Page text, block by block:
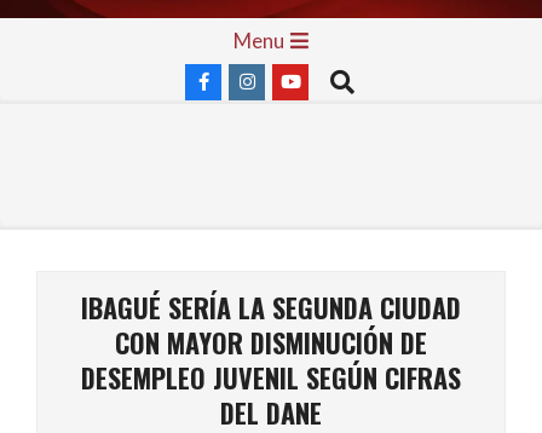
Skip
Menu
Search
IBAGUÉ SERÍA LA SEGUNDA CIUDAD
CON MAYOR DISMINUCIÓN DE
DESEMPLEO JUVENIL SEGÚN CIFRAS
DEL DANE